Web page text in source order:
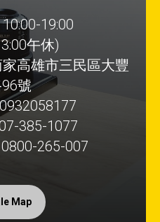
19:00
午休)
高雄市三民區大豐
號
385-1077
265-007
Map